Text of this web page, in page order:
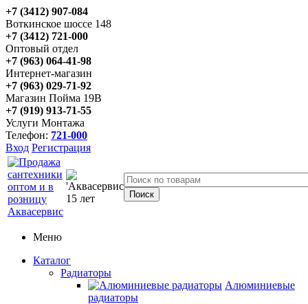
+7 (3412) 907-084
Воткинское шоссе 148
+7 (3412) 721-000
Оптовый отдел
+7 (963) 064-41-98
Интернет-магазин
+7 (963) 029-71-92
Магазин Пойма 19В
+7 (919) 913-71-55
Услуги Монтажа
Телефон: 721-000
Вход Регистрация
Меню
Каталог
Радиаторы
Алюминиевые
радиаторы